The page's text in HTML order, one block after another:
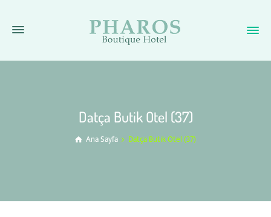
Datça Butik Otel (37)
Ana Sayfa Datça Butik Otel (37)